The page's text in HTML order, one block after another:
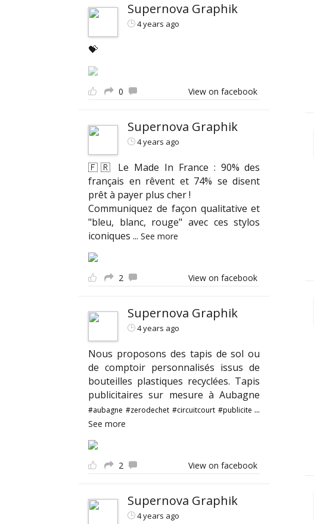
Supernova Graphik
4 years ago
💝
0 View on facebook
Supernova Graphik
4 years ago
🇫🇷 Le Made In France : 90% des
français en rêvent et 74% se disent
prêt à payer plus cher !
Communiquez de façon qualitative et
"bleu, blanc, rouge" avec ces stylos
iconiques ... See more
2 View on facebook
Supernova Graphik
4 years ago
Nous proposons des tapis de sol ou
de comptoir personnalisés issus de
bouteilles plastiques recyclées. Tapis
publicitaires sur mesure à Aubagne
#aubagne #zerodechet #circuitcourt #publicite ...
See more
2 View on facebook
Supernova Graphik
4 years ago